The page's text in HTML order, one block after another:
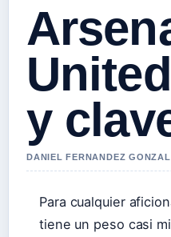
y
DANIEL FERNANDEZ
Para cualquier
tiene un peso casi